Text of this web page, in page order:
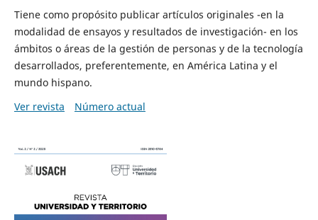
Tiene como propósito publicar artículos originales -en la
modalidad de ensayos y resultados de investigación- en los
ámbitos o áreas de la gestión de personas y de la tecnología
desarrollados, preferentemente, en América Latina y el
mundo hispano.
Ver revista
Número actual